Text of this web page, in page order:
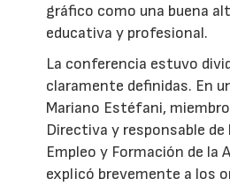
gráfico como una buena
educativa y profesional.
La conferencia estuvo
claramente definidas. En
Mariano Estéfani,
Directiva y responsable de
Empleo y Formación de la
explicó brevemente a los